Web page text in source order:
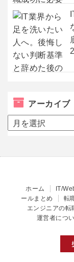
アーカイブ
ア
ー
ホーム IT/
ールまとめ
転
エンジニアの転
運営者につ